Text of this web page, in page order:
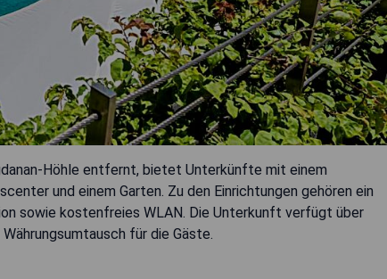
Höhle entfernt, bietet Unterkünfte mit einem
und einem Garten. Zu den Einrichtungen gehören ein
sowie kostenfreies WLAN. Die Unterkunft verfügt über
für die Gäste.